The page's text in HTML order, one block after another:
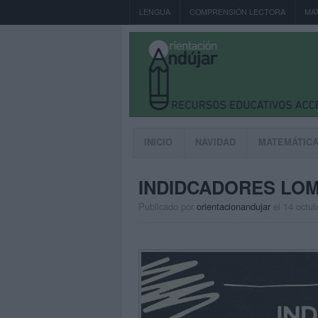
LENGUA COMPRENSIÓN LECTORA
INICIO NAVIDAD
INDIDCADORES
Publicado por orientacionandujar el 14